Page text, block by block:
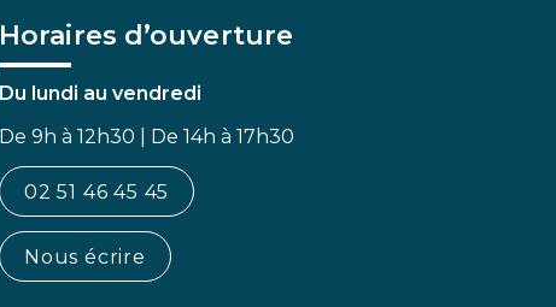
Horaires d’ouverture
Du lundi au vendredi
De 9h à 12h30 | De 14h à 17h30
02 51 46 45 45
Nous écrire